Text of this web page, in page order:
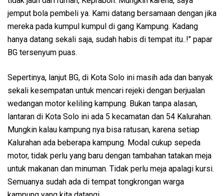
jemput bola pembeli ya. Kami datang bersamaan dengan jika
mereka pada kumpul kumpul di gang Kampung. Kadang
hanya datang sekali saja, sudah habis di tempat itu..!" papar
BG tersenyum puas.
Sepertinya, lanjut BG, di Kota Solo ini masih ada dan banyak
sekali kesempatan untuk mencari rejeki dengan berjualan
wedangan motor keliling kampung. Bukan tanpa alasan,
lantaran di Kota Solo ini ada 5 kecamatan dan 54 Kalurahan.
Mungkin kalau kampung nya bisa ratusan, karena setiap
Kalurahan ada beberapa kampung. Modal cukup sepeda
motor, tidak perlu yang baru dengan tambahan tatakan meja
untuk makanan dan minuman. Tidak perlu meja apalagi kursi.
Semuanya sudah ada di tempat tongkrongan warga